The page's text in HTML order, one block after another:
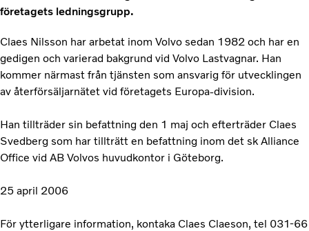
företagets ledningsgrupp.
Claes Nilsson har arbetat inom Volvo sedan 1982 och har en
gedigen och varierad bakgrund vid Volvo Lastvagnar. Han
kommer närmast från tjänsten som ansvarig för utvecklingen
av återförsäljarnätet vid företagets Europa-division.
Han tillträder sin befattning den 1 maj och efterträder Claes
Svedberg som har tillträtt en befattning inom det sk Alliance
Office vid AB Volvos huvudkontor i Göteborg.
25 april 2006
För ytterligare information, kontaka Claes Claeson, tel 031-66